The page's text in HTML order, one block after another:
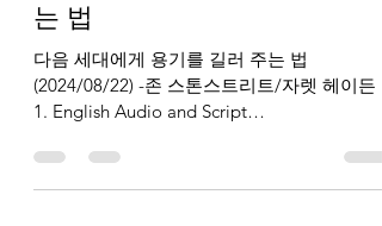
는 법
다음 세대에게 용기를 길러 주는 법
(2024/08/22) -존 스톤스트리트/자렛 헤이든
1. English Audio and Script
courage-in-your-chil...